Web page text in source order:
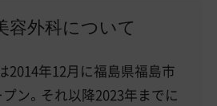
ちコンテンツ
の医師転職体験談
容外科について
2014年12月に福島県福島市
ン。それ以降2023年までに